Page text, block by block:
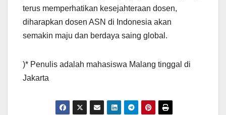
terus memperhatikan kesejahteraan dosen,
diharapkan dosen ASN di Indonesia akan
semakin maju dan berdaya saing global.
)* Penulis adalah mahasiswa Malang tinggal di
Jakarta